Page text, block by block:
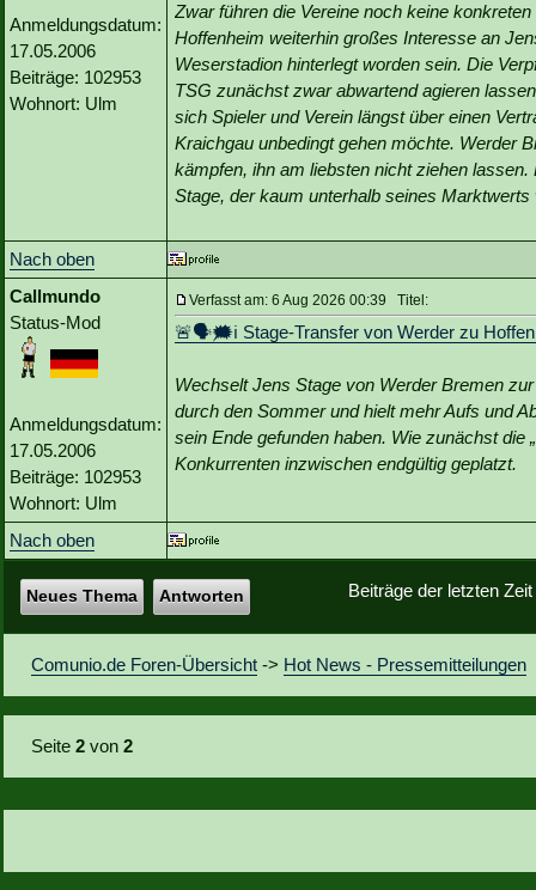
Anmeldungsdatum:
17.05.2006
Beiträge: 102953
Wohnort: Ulm
Zwar führen die Vereine noch keine
Hoffenheim weiterhin großes Interesse an
Weserstadion hinterlegt worden sein. Die
TSG zunächst zwar abwartend agieren
sich Spieler und Verein längst über einen
Kraichgau unbedingt gehen möchte. Werder
kämpfen, ihn am liebsten nicht ziehen
Stage, der kaum unterhalb seines
Nach oben
Callmundo
Status-Mod
Anmeldungsdatum:
17.05.2006
Beiträge: 102953
Wohnort: Ulm
Verfasst am: 6 Aug 2026 00:39 Titel:
🚨🗣🗯️ℹ️ Stage-Transfer von Werder zu
Wechselt Jens Stage von Werder Bremen
durch den Sommer und hielt mehr Aufs und
sein Ende gefunden haben. Wie zunächst die
Konkurrenten inzwischen endgültig geplatzt.
Nach oben
Beiträge der letzten
Neues Thema Antworten
Comunio.de Foren-Übersicht -> Hot News - Pressemitteilungen
Seite2 von2